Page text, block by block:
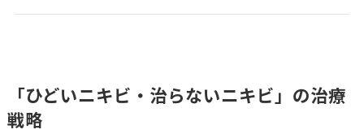
「ひどいニキビ・治らないニキビ」の治療
戦略